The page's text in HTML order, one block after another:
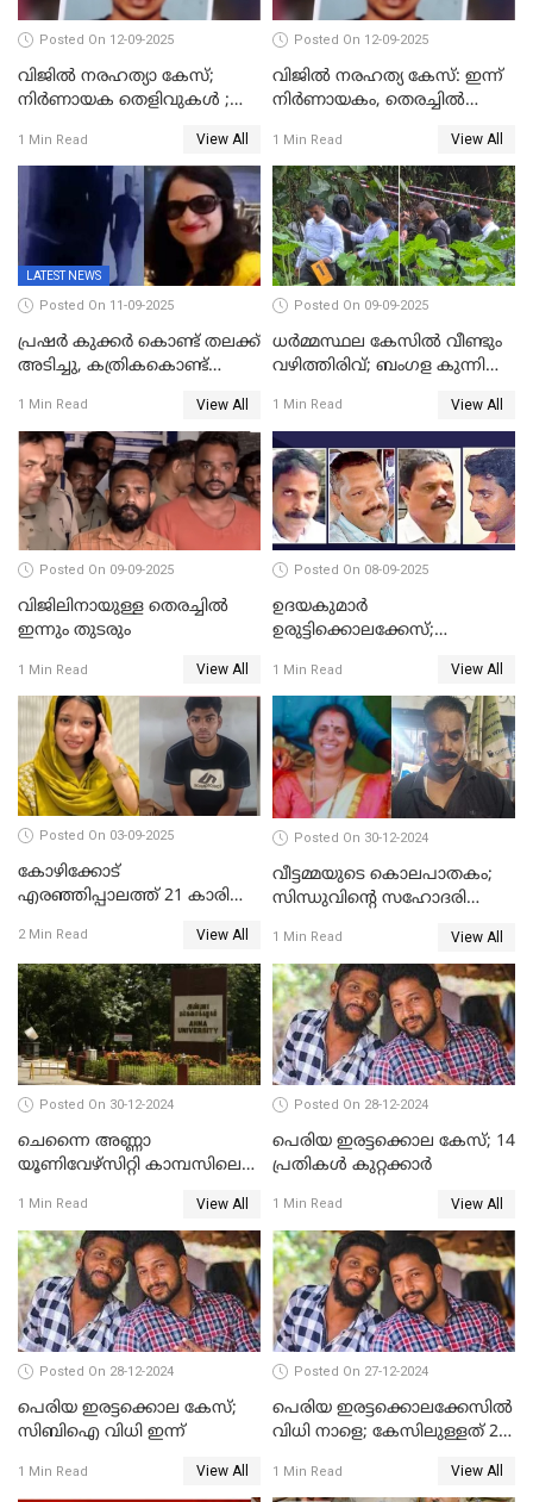
Posted On 12-09-2025
വിജിൽ നരഹത്യാ കേസ്;
നിർണായക തെളിവുകൾ ;
താടിയെല്ലും ലഭിച്ചു
1 Min Read View All
Posted On 12-09-2025
വിജിൽ നരഹത്യ കേസ്: ഇന്ന്
നിർണായകം, തെരച്ചിൽ
1 Min Read View All
LATEST NEWS
Posted On 11-09-2025
പ്രഷർ കുക്കർ കൊണ്ട് തലക്ക്
അടിച്ചു, കത്രികകൊണ്ട്
കൊലപ്പെടുത്തി; 5 പവൻ
സ്വർണ്ണവും ഒരു ലക്ഷം
രൂപയും കാണാതായി
1 Min Read View All
Posted On 09-09-2025
ധർമ്മസ്ഥല കേസിൽ വീണ്ടും
വഴിത്തിരിവ്; ബംഗള കുന്നിൽ
കണ്ടെത്തി
1 Min Read View All
Posted On 09-09-2025
വിജിലിനായുള്ള തെരച്ചിൽ
ഇന്നും തുടരും
1 Min Read View All
Posted On 08-09-2025
ഉദയകുമാര്‍
ഉരുട്ടിക്കൊലക്കേസ്;
സുപ്രീംകോടതിയിലേക്ക്
1 Min Read View All
Posted On 03-09-2025
കോഴിക്കോട്
എരഞ്ഞിപ്പാലത്ത് 21 കാരി
കൂടുതൽ അന്വേഷണത്തിന്
പൊലീസ്
2 Min Read View All
Posted On 30-12-2024
വീട്ടമ്മയുടെ കൊലപാതകം;
സിന്ധുവിന്റെ സഹോദരി
1 Min Read View All
Posted On 30-12-2024
ചെന്നൈ അണ്ണാ
യൂണിവേഴ്‌സിറ്റി കാമ്പസിലെ
കമ്മീഷന്‍ ഇന്ന്
യൂണിവേഴ്‌സിറ്റിയിലെത്തും
1 Min Read View All
Posted On 28-12-2024
പെരിയ ഇരട്ടക്കൊല കേസ്; 14
പ്രതികള്‍ കുറ്റക്കാര്‍
1 Min Read View All
Posted On 28-12-2024
പെരിയ ഇരട്ടക്കൊല കേസ്;
സിബിഐ വിധി ഇന്ന്
1 Min Read View All
Posted On 27-12-2024
പെരിയ ഇരട്ടക്കൊലക്കേസില്‍
വിധി നാളെ; കേസിലുള്ളത് 24
1 Min Read View All